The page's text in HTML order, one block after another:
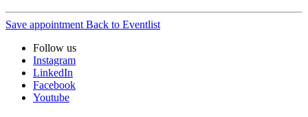
Save appointmentBack to Eventlist
Follow us
Instagram
LinkedIn
Facebook
Youtube